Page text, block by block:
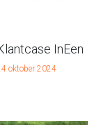
InEen
oktober 2024